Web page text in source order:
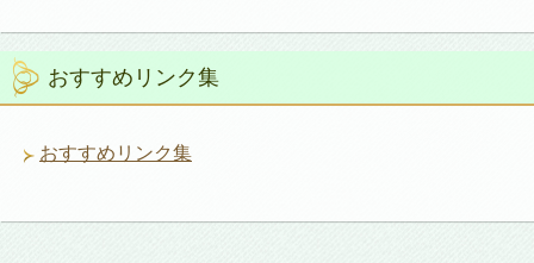
ゴ
リ
ー おすすめリンク集
おすすめリンク集